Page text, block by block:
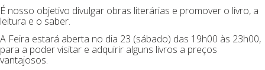
É nosso objetivo divulgar obras literárias e promover o livro, a
leitura e o saber.
A Feira estará aberta no dia 23 (sábado) das 19h00 às 23h00,
para a poder visitar e adquirir alguns livros a preços
vantajosos.